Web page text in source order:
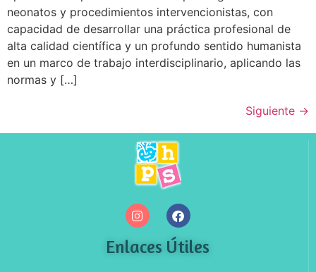
neonatos y procedimientos intervencionistas, con
capacidad de desarrollar una práctica profesional de
alta calidad científica y un profundo sentido humanista
en un marco de trabajo interdisciplinario, aplicando las
normas y […]
Siguiente →
Enlaces Útiles